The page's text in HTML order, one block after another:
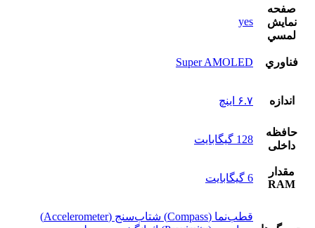
صفحه
نمايش
لمسي
yes
فناوري Super AMOLED
اندازه ۶.۷ اینچ
حافظه
داخلی
128 گيگابايت
مقدار
RAM
6 گیگابایت
قطب‌نما (Compass) شتاب‌سنج (Accelerometer)